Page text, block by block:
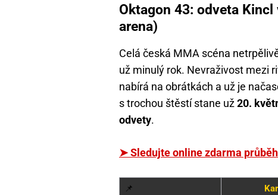
Oktagon 43: odveta
arena)
Celá česká MMA scéna
už minulý rok. Nevraživost mezi
nabírá na obrátkách a už je
s trochou štěstí stane už20.
odvety.
➤ Sledujte online zdarma
📌